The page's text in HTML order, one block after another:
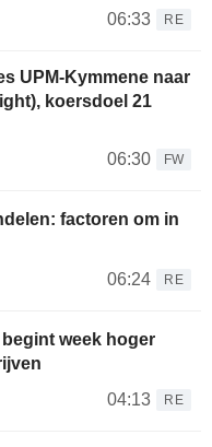
06:33
RE
UPM-Kymmene naar
koersdoel 21
06:30
FW
factoren om in
06:24
RE
week hoger
04:13
RE